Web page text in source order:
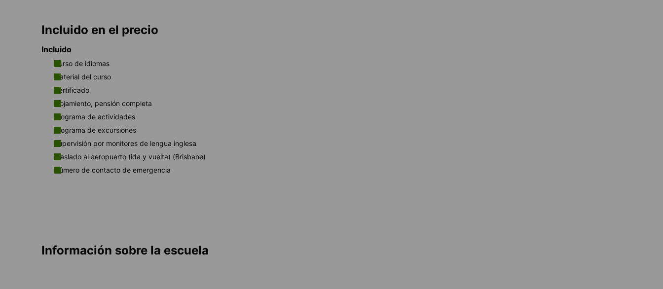
Incluido en el precio
Incluido
Curso de idiomas
Material del curso
Certificado
Alojamiento, pensión completa
Programa de actividades
Programa de excursiones
Supervisión por monitores de lengua inglesa
Traslado al aeropuerto (ida y vuelta) (Brisbane)
Número de contacto de emergencia
Información sobre la escuela